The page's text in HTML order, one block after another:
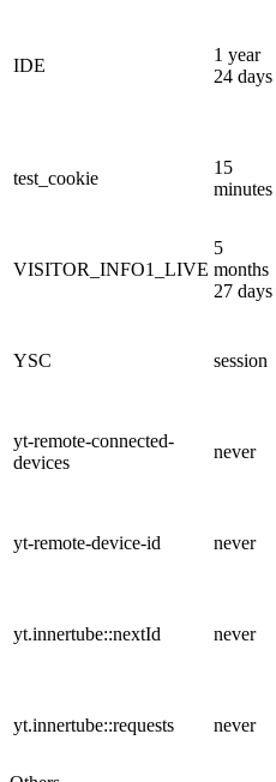
IDE
1 year
24 days
test_cookie
15
minutes
VISITOR_INFO1_LIVE
5
months
27 days
YSC session
yt-remote-connected-
devices
never
yt-remote-device-id never
yt.innertube::nextId never
yt.innertube::requests never